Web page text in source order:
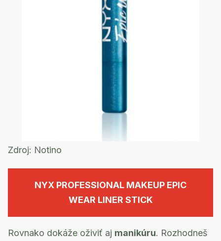
Zdroj: Notino
NYX PROFESSIONAL MAKEUP EPIC
WEAR LINER STICK
Rovnako dokáže oživiť aj manikúru. Rozhodneš